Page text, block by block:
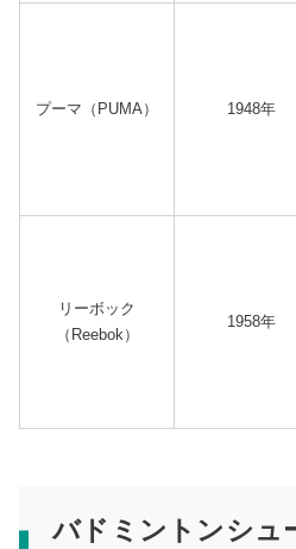
プーマ（PUMA） 1948年
リーボック
（Reebok）
1958年
バドミントンシュ